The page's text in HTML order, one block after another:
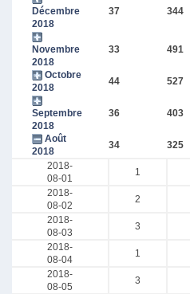
Décembre
2018
37 344
Novembre
2018
33 491
Octobre
2018
44 527
Septembre
2018
36 403
Août
2018
34 325
2018-
08-01
1
2018-
08-02
2
2018-
08-03
3
2018-
08-04
1
2018-
08-05
3